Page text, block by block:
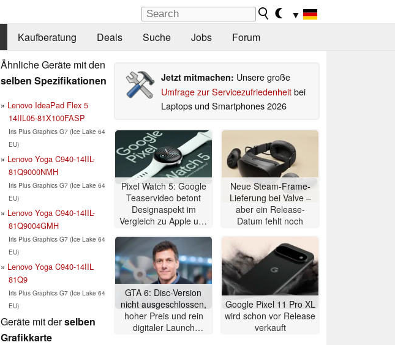
▼
Kaufberatung Deals Suche Jobs Forum
Ähnliche Geräte mit den
selben Spezifikationen
Lenovo IdeaPad Flex 5
14IIL05-81X100FASP
Iris Plus Graphics G7 (Ice Lake 64
EU)
Lenovo Yoga C940-14IIL-
81Q9000NMH
Iris Plus Graphics G7 (Ice Lake 64
EU)
Lenovo Yoga C940-14IIL-
81Q9004GMH
Iris Plus Graphics G7 (Ice Lake 64
EU)
Lenovo Yoga C940-14IIL
81Q9
Iris Plus Graphics G7 (Ice Lake 64
EU)
Geräte mit derselben
Grafikkarte
Jetzt mitmachen: Unsere große
Umfrage zur Servicezufriedenheitbei
Laptops und Smartphones 2026
Pixel Watch 5: Google
Teaservideo betont
Designaspekt im
Vergleich zu Apple und
Neue Steam-Frame-
Lieferung bei Valve –
aber ein Release-
Datum fehlt noch
GTA 6: Disc-Version
nicht ausgeschlossen,
hoher Preis und rein
digitaler Launch
Google Pixel 11 Pro XL
wird schon vor Release
verkauft